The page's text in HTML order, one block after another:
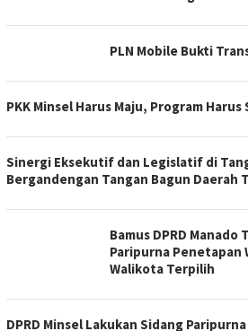
PLN Mobile Bukti
PKK Minsel Harus Maju, Program
Sinergi Eksekutif dan Legislatif di
Bergandengan Tangan Bagun Daerah
Bamus DPRD
Paripurna Penetapan
Walikota Terpilih
DPRD Minsel Lakukan Sidang